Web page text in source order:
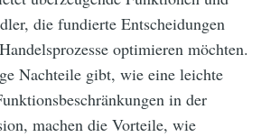
die fundierte Entscheidungen
optimieren möchten.
Nachteile gibt, wie eine leichte
in der
machen die Vorteile, wie